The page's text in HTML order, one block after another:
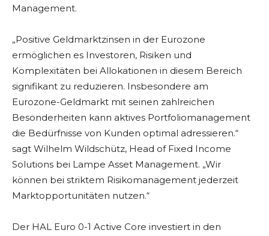
Management.
„Positive Geldmarktzinsen in der Eurozone
ermöglichen es Investoren, Risiken und
Komplexitäten bei Allokationen in diesem Bereich
signifikant zu reduzieren. Insbesondere am
Eurozone-Geldmarkt mit seinen zahlreichen
Besonderheiten kann aktives Portfoliomanagement
die Bedürfnisse von Kunden optimal adressieren.“
sagt Wilhelm Wildschütz, Head of Fixed Income
Solutions bei Lampe Asset Management. „Wir
können bei striktem Risikomanagement jederzeit
Marktopportunitäten nutzen.“
Der HAL Euro 0-1 Active Core investiert in den